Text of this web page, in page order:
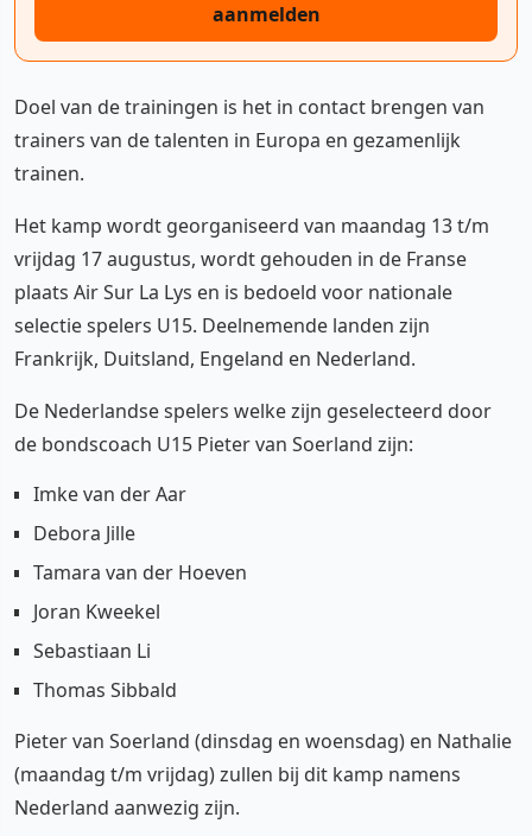
aanmelden
Doel van de trainingen is het in contact brengen van
trainers van de talenten in Europa en gezamenlijk
trainen.
Het kamp wordt georganiseerd van maandag 13 t/m
vrijdag 17 augustus, wordt gehouden in de Franse
plaats Air Sur La Lys en is bedoeld voor nationale
selectie spelers U15. Deelnemende landen zijn
Frankrijk, Duitsland, Engeland en Nederland.
De Nederlandse spelers welke zijn geselecteerd door
de bondscoach U15 Pieter van Soerland zijn:
Imke van der Aar
Debora Jille
Tamara van der Hoeven
Joran Kweekel
Sebastiaan Li
Thomas Sibbald
Pieter van Soerland (dinsdag en woensdag) en Nathalie
(maandag t/m vrijdag) zullen bij dit kamp namens
Nederland aanwezig zijn.